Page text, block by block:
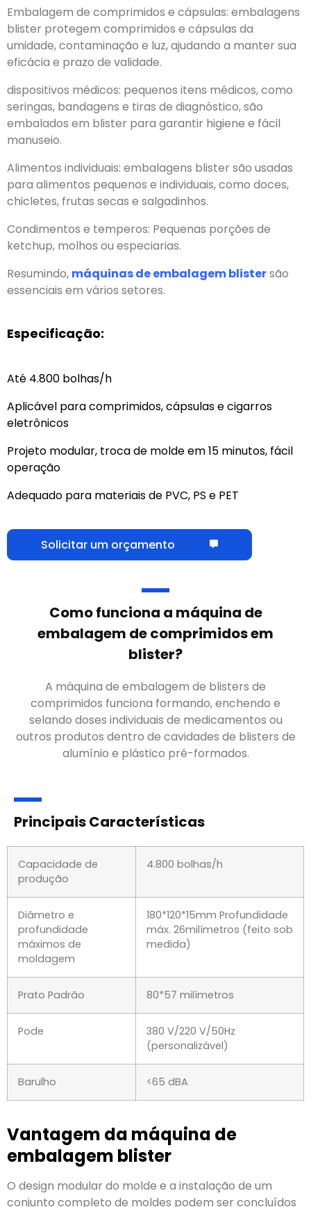
Embalagem de comprimidos e cápsulas: embalagens
blister protegem comprimidos e cápsulas da
umidade, contaminação e luz, ajudando a manter sua
eficácia e prazo de validade.
dispositivos médicos: pequenos itens médicos, como
seringas, bandagens e tiras de diagnóstico, são
embalados em blister para garantir higiene e fácil
manuseio.
Alimentos individuais: embalagens blister são usadas
para alimentos pequenos e individuais, como doces,
chicletes, frutas secas e salgadinhos.
Condimentos e temperos: Pequenas porções de
ketchup, molhos ou especiarias.
Resumindo, máquinas de embalagem blistersão
essenciais em vários setores.
Especificação:
Até 4.800 bolhas/h
Aplicável para comprimidos, cápsulas e cigarros
eletrônicos
Projeto modular, troca de molde em 15 minutos, fácil
operação
Adequado para materiais de PVC, PS e PET
Solicitar um orçamento
Como funciona a máquina de
embalagem de comprimidos em
blister?
A máquina de embalagem de blisters de
comprimidos funciona formando, enchendo e
selando doses individuais de medicamentos ou
outros produtos dentro de cavidades de blisters de
alumínio e plástico pré-formados.
Principais Características
Capacidade de
produção
4.800 bolhas/h
Diâmetro e
profundidade
máximos de
moldagem
180*120*15mm Profundidade
máx. 26milímetros (feito sob
medida)
Prato Padrão 80*57 milímetros
Pode
380 V/220 V/50Hz
(personalizável)
Barulho <65 dBA
Vantagem da máquina de
embalagem blister
O design modular do molde e a instalação de um
conjunto completo de moldes podem ser concluídos